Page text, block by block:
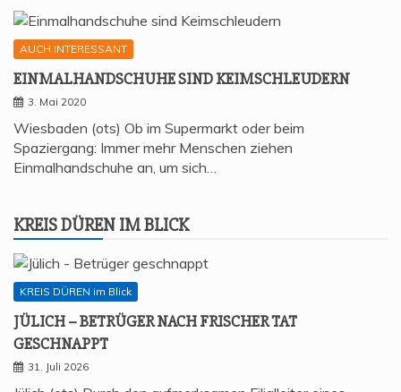
AUCH INTERESSANT
EIN­MAL­HAND­SCHU­HE SIND KEIMSCHLEUDERN
3. Mai 2020
Wiesbaden (ots) Ob im Supermarkt oder beim
Spaziergang: Immer mehr Menschen ziehen
Einmalhandschuhe an, um sich…
KREIS DÜREN IM BLICK
KREIS DÜREN im Blick
JÜLICH – BETRÜ­GER NACH FRI­SCHER TAT
GESCHNAPPT
31. Juli 2026